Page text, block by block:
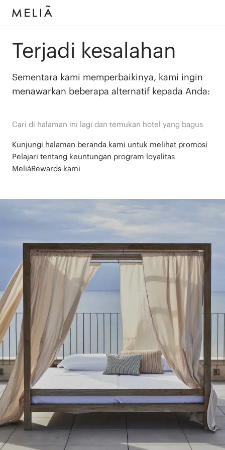
Terjadi kesalahan
Sementara kami memperbaikinya, kami ingin
menawarkan beberapa alternatif kepada Anda:
Cari di halaman ini lagi dan temukan hotel yang bagus
Kunjungi halaman beranda kami untuk melihat promosi
Pelajari tentang keuntungan program loyalitas
MeliáRewards kami